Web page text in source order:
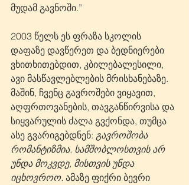
მუდამ გავნოში.”
2003 წელს ეს ფრაზა სკოლის
დაფაზე დავწერეთ და ბედნიერები
ვხითხითებდით, კბილებალესილი,
ავი მასწავლებლების მრისხანებაზე.
მაშინ, ჩვენც გავროშები ვიყავით,
აღფრთოვანების, თავგანწირვისა და
სიყვარულის ძალა გვქონდა, თუმცა
ასე გვარიგებდნენ: გავროშობა
რომანტიზმია. სამშობლოსთვის არ
უნდა მოკვდე, მისთვის უნდა
იცხოვროო. ამაზე ფიქრი ბევრი